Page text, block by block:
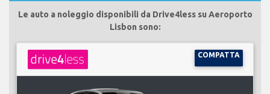
Le auto a noleggio disponibili da Drive4less su Aeroporto
Lisbon sono:
COMPATTA